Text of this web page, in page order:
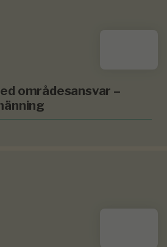
områdesansvar –